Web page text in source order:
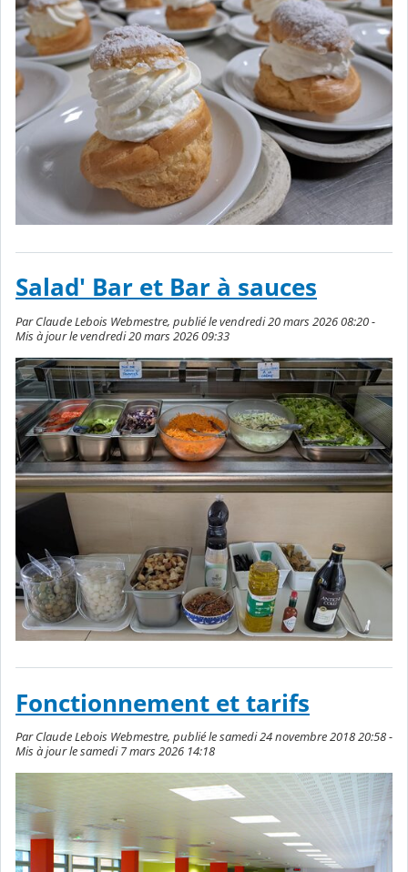
Salad' Bar et Bar à sauces
Par Claude Lebois Webmestre, publié le vendredi 20 mars 2026 08:20 -
Mis à jour le vendredi 20 mars 2026 09:33
Fonctionnement et tarifs
Par Claude Lebois Webmestre, publié le samedi 24 novembre 2018 20:58 -
Mis à jour le samedi 7 mars 2026 14:18